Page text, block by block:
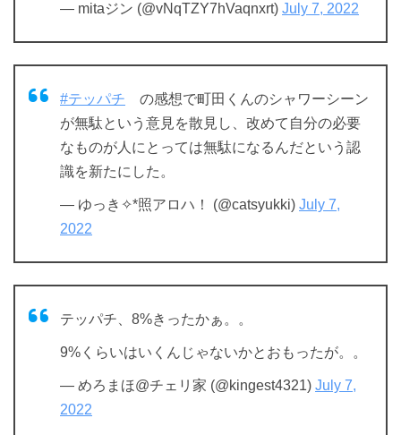
— mitaジン (@vNqTZY7hVaqnxrt) July 7, 2022
#テッパチ の感想で町田くんのシャワーシーン
が無駄という意見を散見し、改めて自分の必要
なものが人にとっては無駄になるんだという認
識を新たにした。
— ゆっき✧*照アロハ！ (@catsyukki) July 7,
2022
テッパチ、8%きったかぁ。。
9%くらいはいくんじゃないかとおもったが。。
— めろまほ@チェリ家 (@kingest4321) July 7,
2022